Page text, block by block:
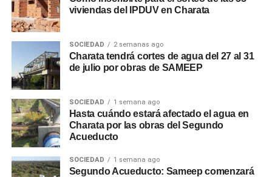
viviendas del IPDUV en Charata
SOCIEDAD 2 semanas ago
Charata tendrá cortes de agua del 27 al 31
de julio por obras de SAMEEP
SOCIEDAD 1 semana ago
Hasta cuándo estará afectado el agua en
Charata por las obras del Segundo
Acueducto
SOCIEDAD 1 semana ago
Segundo Acueducto: Sameep comenzará